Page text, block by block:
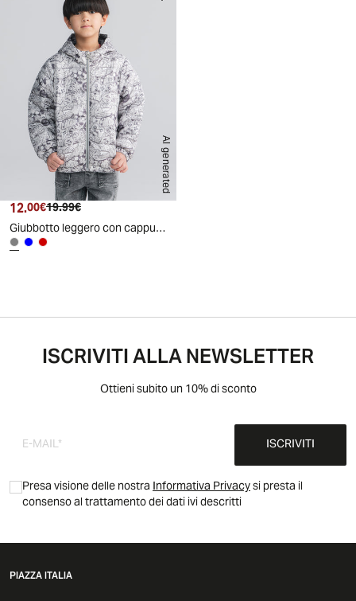
AI generated
Prezzo attuale
12.00€ Prezzo originale
19.99€
Giubbotto leggero con cappuccio e zip - Grigio
ISCRIVITI ALLA NEWSLETTER
Ottieni subito un 10% di sconto
ISCRIVITI
Presa visione delle nostraInformativa Privacysi presta il
consenso al trattamento dei dati ivi descritti
PIAZZA ITALIA